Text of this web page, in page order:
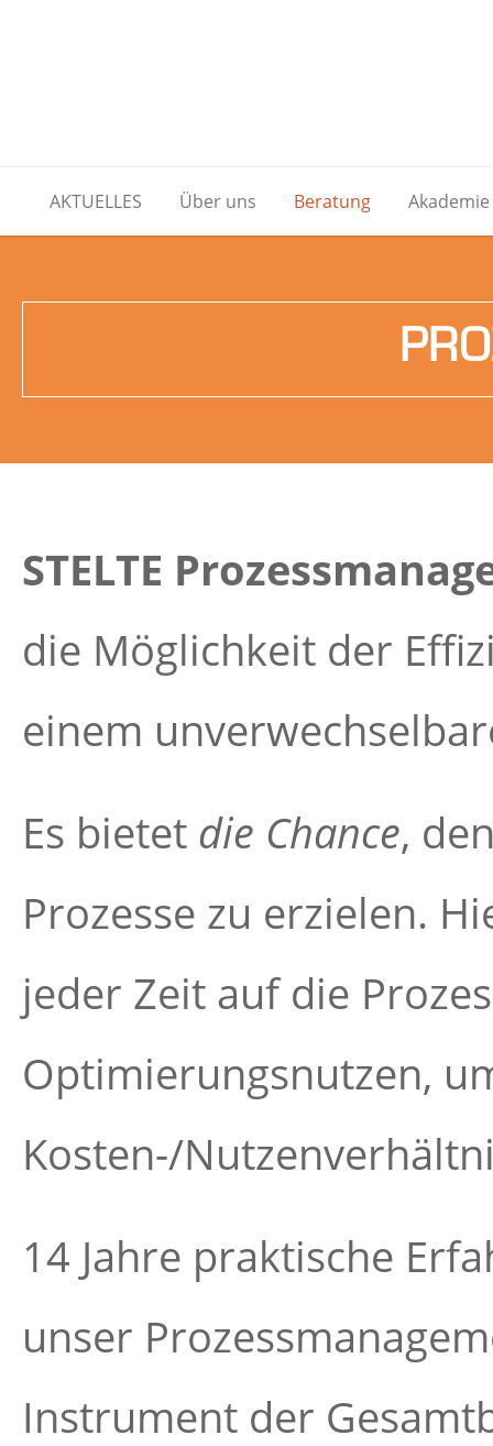
AKTUELLES Über uns Beratung Akademie
STELTE
die Möglichkeit der
einem
Es bietet die Chance,
Prozesse zu erzielen.
jeder Zeit auf die
Optimierungsnutzen,
Kosten-/
14 Jahre praktische
unser
Instrument der